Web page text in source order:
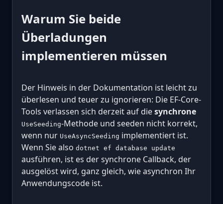
Warum Sie beide
Überladungen
implementieren müssen
Der Hinweis in der Dokumentation ist leicht zu
überlesen und teuer zu ignorieren: Die EF-Core-
Tools verlassen sich derzeit auf diesynchrone
UseSeeding-Methode und seeden nicht korrekt,
wenn nur UseAsyncSeeding implementiert ist.
Wenn Sie also dotnet ef database update
ausführen, ist es der synchrone Callback, der
ausgelöst wird, ganz gleich, wie asynchron Ihr
Anwendungscode ist.